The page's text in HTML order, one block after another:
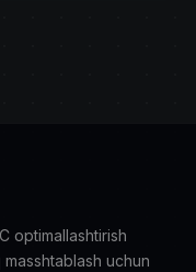
optimallashtirish
uchun